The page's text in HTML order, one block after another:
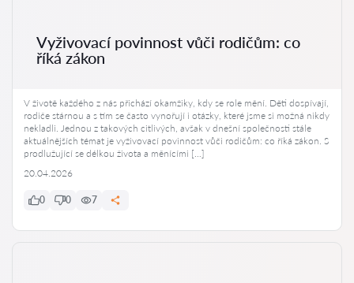
Vyživovací povinnost vůči rodičům: co
říká zákon
V životě každého z nás přichází okamžiky, kdy se role mění. Děti dospívají,
rodiče stárnou a s tím se často vynořují i otázky, které jsme si možná nikdy
nekladli. Jednou z takových citlivých, avšak v dnešní společnosti stále
aktuálnějších témat je vyživovací povinnost vůči rodičům: co říká zákon. S
prodlužující se délkou života a měnícími […]
20.04.2026
0 0 7